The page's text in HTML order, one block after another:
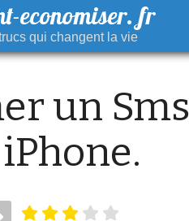
economiser. fr
qui changent la vie
un Sms